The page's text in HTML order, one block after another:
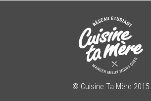
© Cuisine Ta Mère 2015